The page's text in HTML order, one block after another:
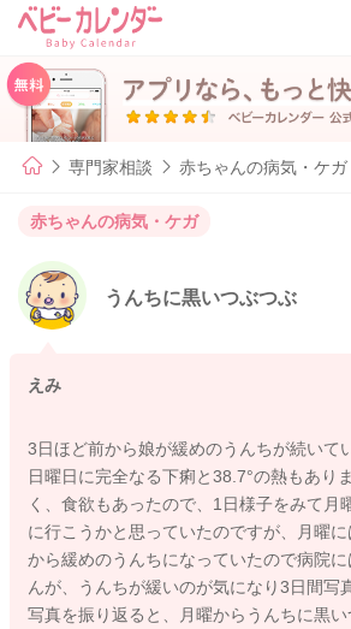
専門家相談 赤ちゃんの病気・ケガ
赤ちゃんの病気・ケガ
うんちに黒いつぶつぶ
えみ
3日ほど前から娘が緩めのうんちが続いて
日曜日に完全なる下痢と38.7°の熱もあり
く、食欲もあったので、1日様子をみて月
に行こうかと思っていたのですが、月曜
から緩めのうんちになっていたので病院
んが、うんちが緩いのが気になり3日間写
写真を振り返ると、月曜からうんちに黒